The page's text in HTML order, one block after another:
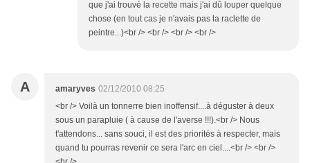
que j'ai trouvé la recette mais j'ai dû louper quelque
chose (en tout cas je n'avais pas la raclette de
peintre...)<br /> <br /> <br /> <br />
A amaryves 02/12/2010 08:25
<br /> Voilà un tonnerre bien inoffensif....à déguster à deux
sous un parapluie ( à cause de l'averse !!!).<br /> Nous
t'attendons... sans souci, il est des priorités à respecter, mais
quand tu pourras revenir ce sera l'arc en ciel....<br /> <br />